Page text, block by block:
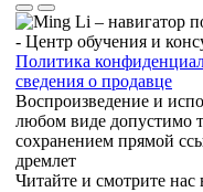
- Центр обучения и
Политика
сведения о продавце
Воспроизведение и
любом виде допустимо
сохранением прямой
дремлет
Читайте и смотрите нас